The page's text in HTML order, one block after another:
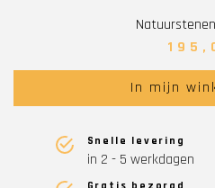
In mijn
Snelle levering
in 2 - 5 werkdagen